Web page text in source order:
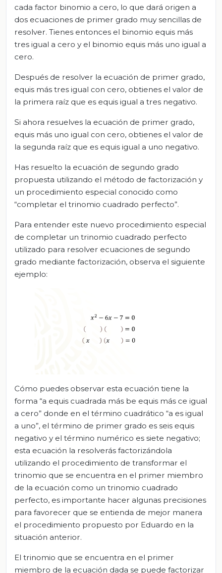
cada factor binomio a cero, lo que dará origen a
dos ecuaciones de primer grado muy sencillas de
resolver. Tienes entonces el binomio equis más
tres igual a cero y el binomio equis más uno igual a
cero.
Después de resolver la ecuación de primer grado,
equis más tres igual con cero, obtienes el valor de
la primera raíz que es equis igual a tres negativo.
Si ahora resuelves la ecuación de primer grado,
equis más uno igual con cero, obtienes el valor de
la segunda raíz que es equis igual a uno negativo.
Has resuelto la ecuación de segundo grado
propuesta utilizando el método de factorización y
un procedimiento especial conocido como
“completar el trinomio cuadrado perfecto”.
Para entender este nuevo procedimiento especial
de completar un trinomio cuadrado perfecto
utilizado para resolver ecuaciones de segundo
grado mediante factorización, observa el siguiente
ejemplo:
Cómo puedes observar esta ecuación tiene la
forma “a equis cuadrada más be equis más ce igual
a cero” donde en el término cuadrático “a es igual
a uno”, el término de primer grado es seis equis
negativo y el término numérico es siete negativo;
esta ecuación la resolverás factorizándola
utilizando el procedimiento de transformar el
trinomio que se encuentra en el primer miembro
de la ecuación como un trinomio cuadrado
perfecto, es importante hacer algunas precisiones
para favorecer que se entienda de mejor manera
el procedimiento propuesto por Eduardo en la
situación anterior.
El trinomio que se encuentra en el primer
miembro de la ecuación dada se puede factorizar